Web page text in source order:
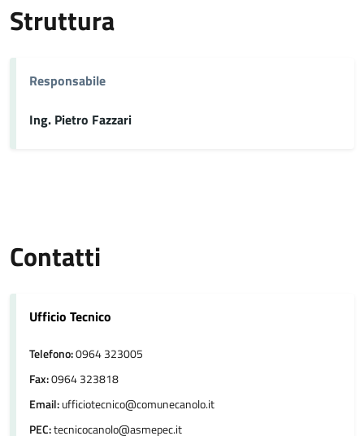
Struttura
Responsabile
Ing. Pietro Fazzari
Contatti
Ufficio Tecnico
Telefono:0964 323005
Fax:0964 323818
Email:ufficiotecnico@comunecanolo.it
PEC:tecnicocanolo@asmepec.it